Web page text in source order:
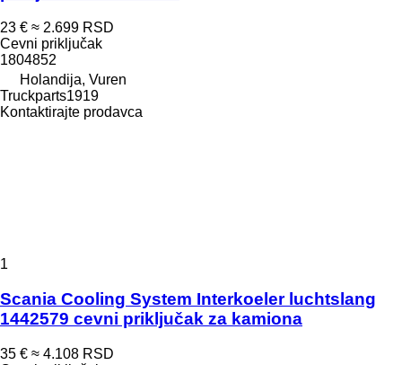
23 € ≈ 2.699 RSD
Cevni priključak
1804852
Holandija, Vuren
Truckparts1919
Kontaktirajte prodavca
1
Scania Cooling System Interkoeler luchtslang
1442579 cevni priključak za kamiona
35 € ≈ 4.108 RSD